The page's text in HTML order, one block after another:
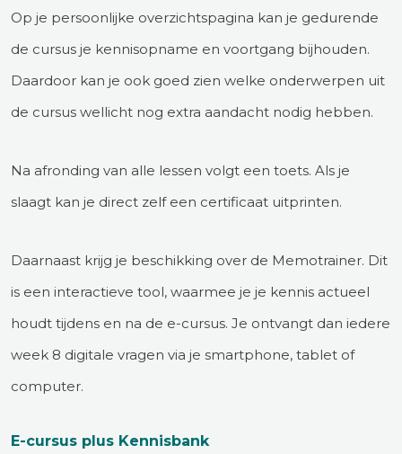
Op je persoonlijke overzichtspagina kan je gedurende
de cursus je kennisopname en voortgang bijhouden.
Daardoor kan je ook goed zien welke onderwerpen uit
de cursus wellicht nog extra aandacht nodig hebben.
Na afronding van alle lessen volgt een toets. Als je
slaagt kan je direct zelf een certificaat uitprinten.
Daarnaast krijg je beschikking over de Memotrainer. Dit
is een interactieve tool, waarmee je je kennis actueel
houdt tijdens en na de e-cursus. Je ontvangt dan iedere
week 8 digitale vragen via je smartphone, tablet of
computer.
E-cursus plus Kennisbank